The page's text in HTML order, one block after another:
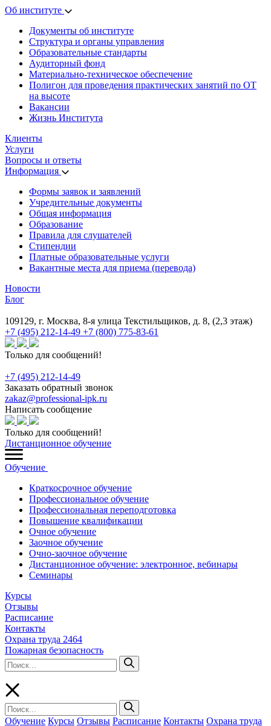
Об институте
Документы об институте
Структура и органы управления
Образовательные стандарты
Аудиторный фонд
Материально-техническое обеспечение
Полигон для проведения практических занятий по ОТ
на высоте
Вакансии
Жизнь Института
Клиенты
Услуги
Вопросы и ответы
Информация
Формы заявок и заявлений
Учредительные документы
Общая информация
Образование
Правила для слушателей
Стипендии
Платные образовательные услуги
Вакантные места для приема (перевода)
Новости
Блог
109129, г. Москва, 8-я улица Текстильщиков, д. 8, (2,3 этаж)
+7 (495) 212-14-49 +7 (800) 775-83-61
Только для сообщений!
+7 (495) 212-14-49
Заказать обратный звонок
zakaz@professional-ipk.ru
Написать сообщение
Только для сообщений!
Дистанционное обучение
Обучение
Краткосрочное обучение
Профессиональное обучение
Профессиональная переподготовка
Повышение квалификации
Очное обучение
Заочное обучение
Очно-заочное обучение
Дистанционное обучение: электронное, вебинары
Семинары
Курсы
Отзывы
Расписание
Контакты
Охрана труда 2464
Пожарная безопасность
Обучение Курсы Отзывы Расписание Контакты Охрана труда